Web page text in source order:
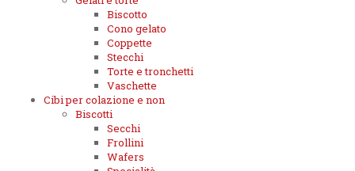
Biscotto
Cono gelato
Coppette
Stecchi
Torte e tronchetti
Vaschette
Cibi per colazione e non
Biscotti
Secchi
Frollini
Wafers